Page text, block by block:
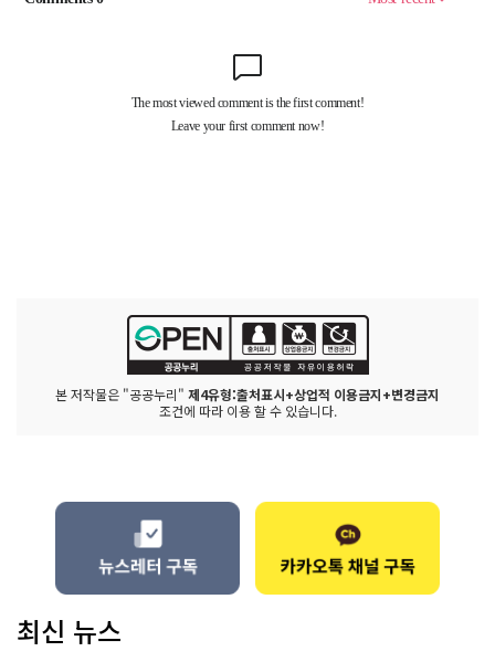
본 저작물은 "공공누리" 제4유형:출처표시+상업적 이용금지+변경금지
조건에 따라 이용 할 수 있습니다.
최신 뉴스